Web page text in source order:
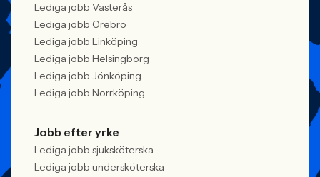
Lediga jobb Västerås
Lediga jobb Örebro
Lediga jobb Linköping
Lediga jobb Helsingborg
Lediga jobb Jönköping
Lediga jobb Norrköping
Jobb efter yrke
Lediga jobb sjuksköterska
Lediga jobb undersköterska